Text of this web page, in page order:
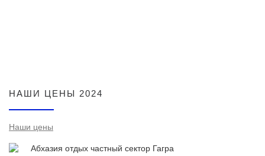
НАШИ ЦЕНЫ 2024
Наши цены